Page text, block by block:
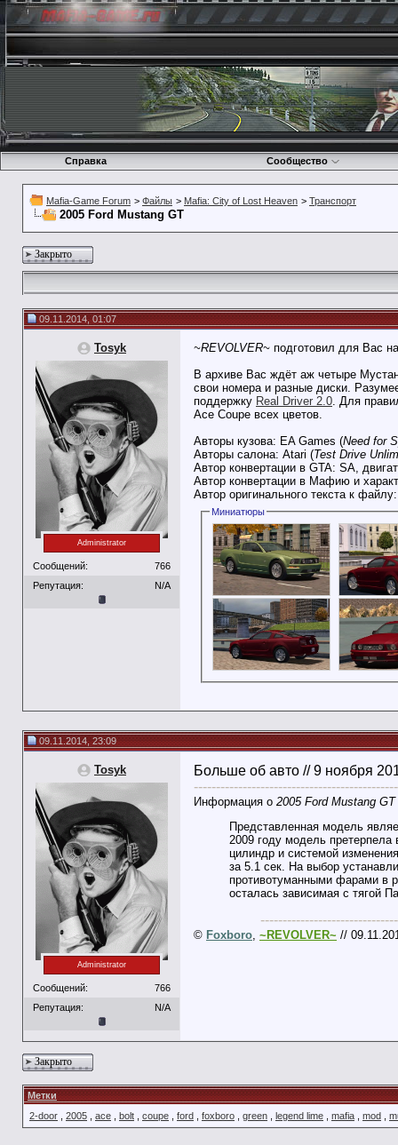
Справка Сообщество
Mafia-Game Forum > Файлы > Mafia: City of Lost Heaven > Транспорт
2005 Ford Mustang GT
Закрыто
09.11.2014, 01:07
Tosyk
Administrator
Сообщений:
766
Репутация:
N/A
~REVOLVER~ подготовил для Вас
В архиве Вас ждёт аж четыре
свои номера и разные диски.
поддержку Real Driver 2.0. Для
Ace Coupe всех цветов.
Авторы кузова: EA Games (Need for
Авторы салона: Atari (Test Drive
Автор конвертации в GTA: SA,
Автор конвертации в Мафию и
Автор оригинального текста к
Миниатюры
09.11.2014, 23:09
Tosyk
Administrator
Сообщений:
766
Репутация:
N/A
Больше об авто // 9 ноября
Информация о 2005 Ford Mustang GT
Представленная модель
2009 году модель
цилиндр и системой
за 5.1 сек. На выбор
противотуманными фарами в
осталась зависимая с тягой
© Foxboro ~REVOLVER~ //
Закрыто
Метки
2-door
2005 ace bolt coupe ford foxboro green legend lime mafia mod